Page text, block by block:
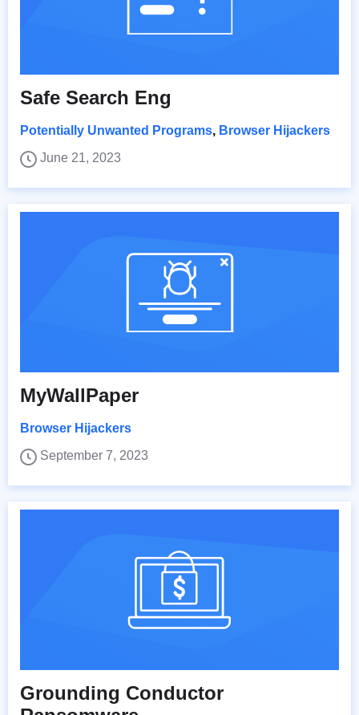
Safe Search Eng
Potentially Unwanted Programs, Browser Hijackers
June 21, 2023
MyWallPaper
Browser Hijackers
September 7, 2023
Grounding Conductor